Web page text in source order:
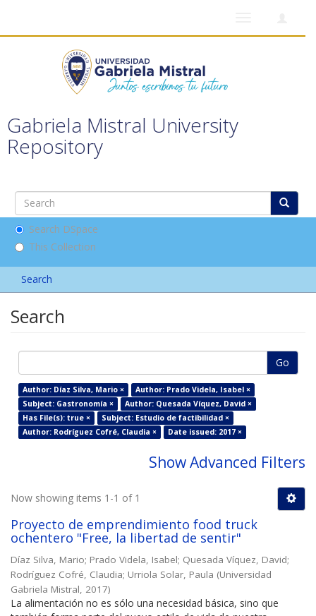
Gabriela Mistral University
Repository
Search DSpace
This Collection
Search
Search
Go
Author: Díaz Silva, Mario ×
Author: Prado Videla, Isabel ×
Subject: Gastronomía ×
Author: Quesada Víquez, David ×
Has File(s): true ×
Subject: Estudio de factibilidad ×
Author: Rodríguez Cofré, Claudia ×
Date issued: 2017 ×
Show Advanced Filters
Now showing items 1-1 of 1
Proyecto de emprendimiento food truck
ochentero "Free, la libertad de sentir"
Díaz Silva, Mario; Prado Videla, Isabel; Quesada Víquez, David;
Rodríguez Cofré, Claudia; Urriola Solar, Paula (Universidad
Gabriela Mistral, 2017)
La alimentación no es sólo una necesidad básica, sino que